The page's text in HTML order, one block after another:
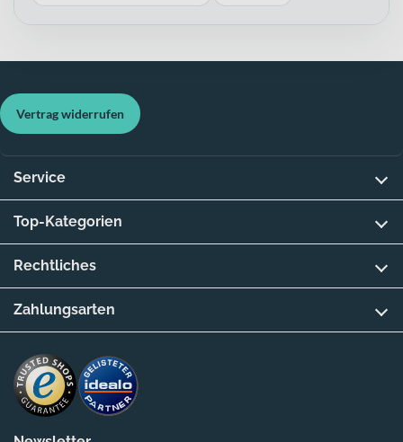
Vertrag widerrufen
Service
Top-Kategorien
Rechtliches
Zahlungsarten